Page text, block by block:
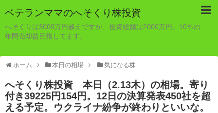
ベテランママのへそくり株投資
へそくりは3000万円越えですが、投資総額は2000万円。10％の
年間売却益目指してます。
ホーム 本日の相場 気になる株
へそくり株投資 本日（2.13木）の相場。寄り
付き39225円154円。12日の決算発表450社を超
える予定。ウクライナ紛争が終わりといいな。